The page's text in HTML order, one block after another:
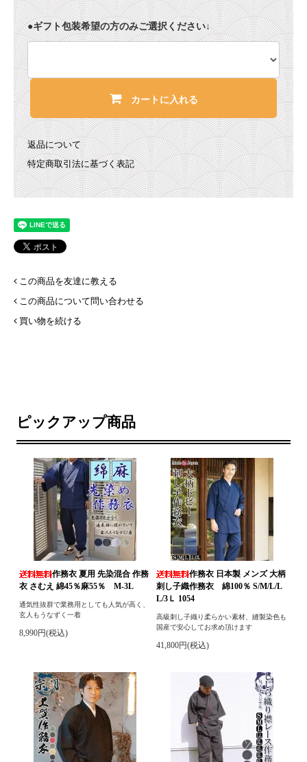
●ギフト包装希望の方のみご選択ください↓
カートに入れる
返品について
特定商取引法に基づく表記
この商品を友達に教える
この商品について問い合わせる
買い物を続ける
ピックアップ商品
作務衣 夏用 先染混合 作務
衣 さむえ 綿45％麻55％ M-3L
通気性抜群で業務用としても人気が高く、
玄人もうなずく一着
8,990円(税込)
作務衣 日本製 メンズ 大柄
刺し子織作務衣 綿100％ S/M/L/L
L/3Ｌ 1054
高級刺し子織り柔らかい素材、縫製染色も
国産で安心してお求め頂けます
41,800円(税込)